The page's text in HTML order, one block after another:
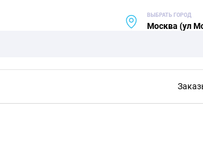
ВЫБРАТЬ ГОРОД
Москва (ул